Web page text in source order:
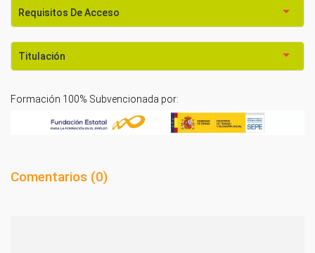
Requisitos De Acceso
Titulación
Formación 100% Subvencionada por:
Comentarios (0)